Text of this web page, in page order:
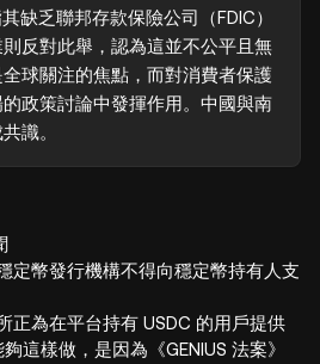
缺乏聯邦存款保險公司（FDIC）
反對此舉，認為這並不公平且無
球關注的焦點，而對消費者保護
政策討論中發揮作用。中國與南
識。
定幣發行機構不得向穩定幣持有人支
正為在平台持有 USDC 的用戶提供
這樣做，是因為《GENIUS 法案》